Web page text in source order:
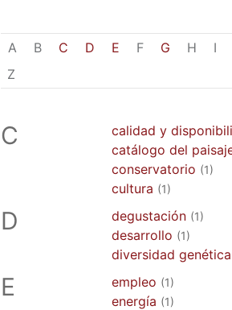
A B C D E F G H I
Z
C calidad y
catálogo del
conservatorio (1)
cultura (1)
D degustación (1)
desarrollo (1)
diversidad genética
E empleo (1)
energía (1)